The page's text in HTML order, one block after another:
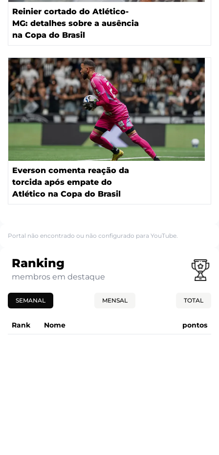
Reinier cortado do Atlético-
MG: detalhes sobre a ausência
na Copa do Brasil
Everson comenta reação da
torcida após empate do
Atlético na Copa do Brasil
Portal não encontrado ou não configurado para YouTube.
Ranking
membros em destaque
SEMANAL MENSAL TOTAL
Rank Nome pontos